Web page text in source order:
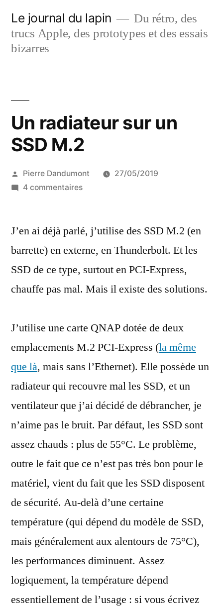
contenu
Le journal du lapin
Du rétro, des
trucs Apple, des prototypes et des essais
bizarres
Un radiateur sur un
SSD M.2
Publié
par
Pierre Dandumont
27/05/2019
4 commentairessur
sur
SSD
M.2
J’en ai déjà parlé, j’utilise des SSD M.2 (en
barrette) en externe, en Thunderbolt. Et les
SSD de ce type, surtout en PCI-Express,
chauffe pas mal. Mais il existe des solutions.
J’utilise une carte QNAP dotée de deux
emplacements M.2 PCI-Express (la même
que là, mais sans l’Ethernet). Elle possède un
radiateur qui recouvre mal les SSD, et un
ventilateur que j’ai décidé de débrancher, je
n’aime pas le bruit. Par défaut, les SSD sont
assez chauds : plus de 55°C. Le problème,
outre le fait que ce n’est pas très bon pour le
matériel, vient du fait que les SSD disposent
de sécurité. Au-delà d’une certaine
température (qui dépend du modèle de SSD,
mais généralement aux alentours de 75°C),
les performances diminuent. Assez
logiquement, la température dépend
essentiellement de l’usage : si vous écrivez